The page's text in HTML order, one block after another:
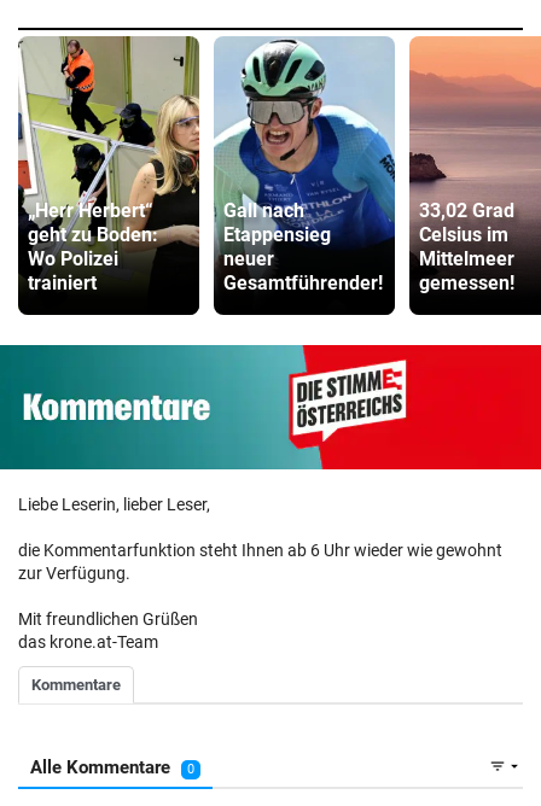
„Herr Herbert“
geht zu Boden:
Wo Polizei
trainiert
Gall nach
Etappensieg
neuer
Gesamtführender!
33,02 Grad
Celsius im
Mittelmeer
gemessen!
Liebe Leserin, lieber Leser,
die Kommentarfunktion steht Ihnen ab 6 Uhr wieder wie gewohnt
zur Verfügung.
Mit freundlichen Grüßen
das krone.at-Team